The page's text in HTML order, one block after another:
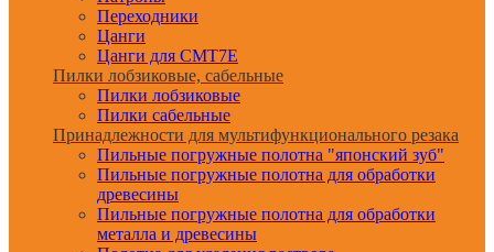
Переходники
Цанги
Цанги для CMT7E
Пилки лобзиковые, сабельные
Пилки лобзиковые
Пилки сабельные
Принадлежности для мультифункционального резака
Пильные погружные полотна "японский зуб"
Пильные погружные полотна для обработки
древесины
Пильные погружные полотна для обработки
металла и древесины